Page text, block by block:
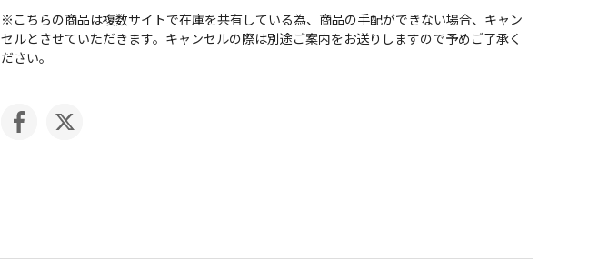
※こちらの商品は複数サイトで在庫を共有している為、商品の手配ができない場合、キャン
セルとさせていただきます。キャンセルの際は別途ご案内をお送りしますので予めご了承く
ださい。